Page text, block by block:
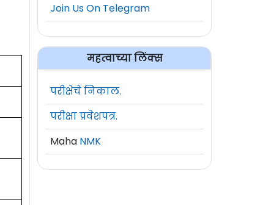
Join Us On Telegram
महत्वाच्या लिंक्स
परीक्षेचे निकाल.
परीक्षा प्रवेशपत्र.
Maha NMK